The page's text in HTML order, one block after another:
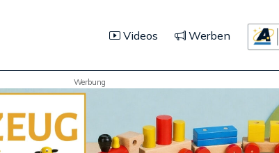
Videos Werben
Werbung